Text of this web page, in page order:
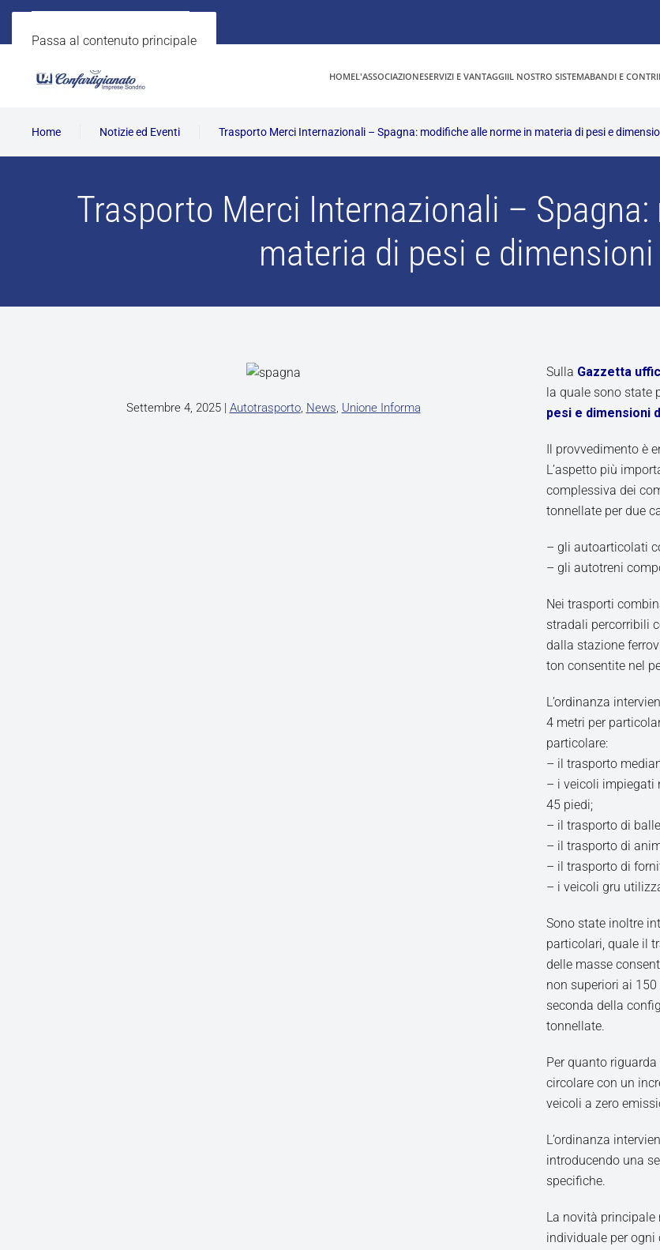
Passa al contenuto principale
HOMEL'ASSOCIAZIONESERVIZI E VANTAGGIIL NOSTRO SISTEMABANDI E
Home Notizie ed Eventi Trasporto Merci Internazionali – Spagna: modifiche alle norme in materia di pesi e
Trasporto Merci Internazionali –
materia di pesi e
Settembre 4, 2025| Autotrasporto, News, Unione Informa
Sulla Gazzetta
la quale sono state
pesi e dimensioni
Il provvedimento è
L’aspetto più
complessiva dei
tonnellate per due
– gli autoarticolati
– gli autotreni
Nei trasporti
stradali percorribili
dalla stazione
ton consentite nel
L’ordinanza
4 metri per
particolare:
– il trasporto
– i veicoli impiegati
45 piedi;
– il trasporto di
– il trasporto di
– il trasporto di
– i veicoli gru
Sono state inoltre
particolari, quale il
delle masse
non superiori ai
seconda della
tonnellate.
Per quanto
circolare con un
veicoli a zero
L’ordinanza
introducendo una
specifiche.
La novità principale
individuale per